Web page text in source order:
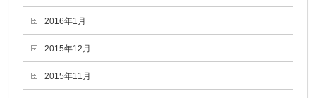
2016年1月
2015年12月
2015年11月